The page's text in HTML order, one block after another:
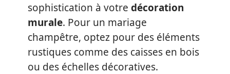
sophistication à votre décoration
murale. Pour un mariage
champêtre, optez pour des éléments
rustiques comme des caisses en bois
ou des échelles décoratives.